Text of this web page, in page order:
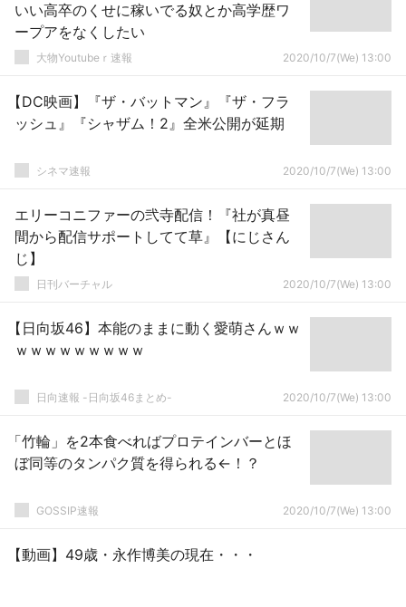
いい高卒のくせに稼いでる奴とか高学歴ワ
ープアをなくしたい
大物Youtubeｒ速報 2020/10/7(We) 13:00
【DC映画】『ザ・バットマン』『ザ・フラ
ッシュ』『シャザム！2』全米公開が延期
シネマ速報 2020/10/7(We) 13:00
エリーコニファーの弐寺配信！『社が真昼
間から配信サポートしてて草』【にじさん
じ】
日刊バーチャル 2020/10/7(We) 13:00
【日向坂46】本能のままに動く愛萌さんｗｗ
ｗｗｗｗｗｗｗｗｗ
日向速報 -日向坂46まとめ- 2020/10/7(We) 13:00
「竹輪」を2本食べればプロテインバーとほ
ぼ同等のタンパク質を得られる←！？
GOSSIP速報 2020/10/7(We) 13:00
【動画】49歳・永作博美の現在・・・